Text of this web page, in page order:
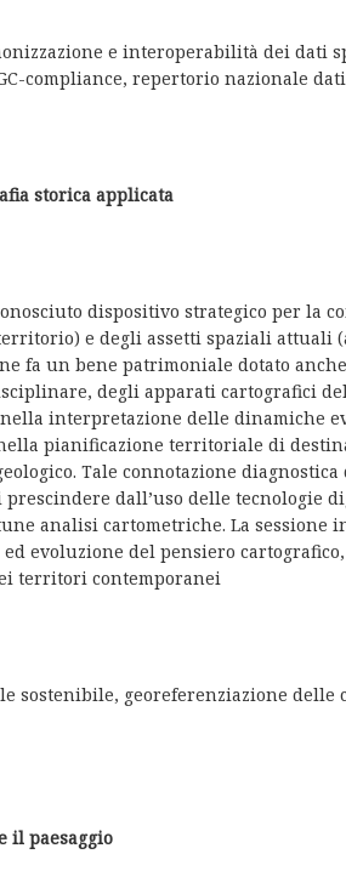
e interoperabilità dei dati
compliance, repertorio nazionale
storica applicata
dispositivo strategico per la
e degli assetti spaziali attuali
fa un bene patrimoniale dotato
degli apparati cartografici
interpretazione delle dinamiche
pianificazione territoriale di
Tale connotazione
dall’uso delle tecnologie
analisi cartometriche. La
evoluzione del pensiero
territori contemporanei
sostenibile, georeferenziazione delle
il paesaggio